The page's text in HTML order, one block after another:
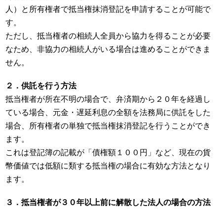
人）と所有権者で抵当権抹消登記を申請することが可能で
す。
ただし、抵当権者の相続人全員から協力を得ることが必要
なため、非協力の相続人がいる場合は進めることができま
せん。
２．供託を行う方法
抵当権者が所在不明の場合で、弁済期から２０年を経過し
ている場合、元金・遅延利息の全額を法務局に供託をした
場合、所有権者の単独で抵当権抹消登記を行うことができ
ます。
これは登記簿の記載が「債権額１００円」など、現在の貨
幣価値では低額に類する抵当権の場合に有効な方法となり
ます。
３．抵当権者が３０年以上前に解散した法人の場合の方法